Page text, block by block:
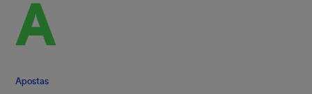
A
Apostas